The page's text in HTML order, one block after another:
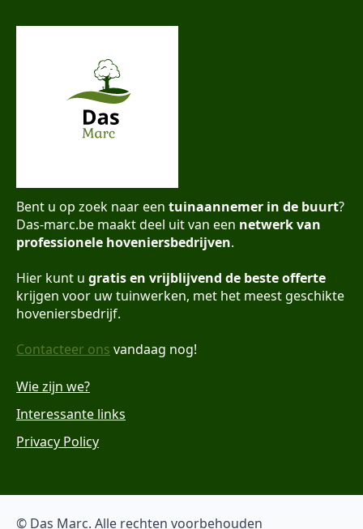
Bent u op zoek naar een tuinaannemer in de buurt?
Das-marc.be maakt deel uit van een netwerk van
professionele hoveniersbedrijven.
Hier kunt u gratis en vrijblijvend de beste offerte
krijgen voor uw tuinwerken, met het meest geschikte
hoveniersbedrijf.
Contacteer ons vandaag nog!
Wie zijn we?
Interessante links
Privacy Policy
© Das Marc. Alle rechten voorbehouden